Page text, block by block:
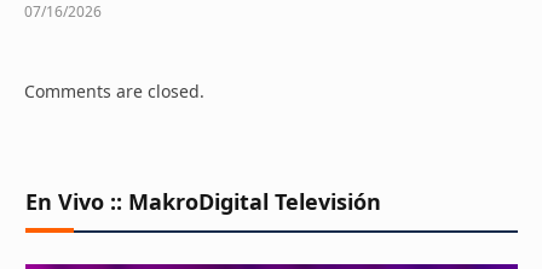
07/16/2026
Comments are closed.
En Vivo :: MakroDigital Televisión